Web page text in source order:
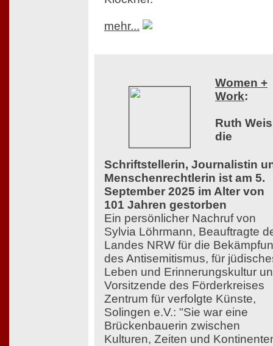
mehr...
Women +
Work:
Ruth
die
Schriftstellerin, Journalistin
Menschenrechtlerin ist am 5.
September 2025 im Alter von
101 Jahren gestorben
Ein persönlicher Nachruf von
Sylvia Löhrmann, Beauftragte
Landes NRW für die
des Antisemitismus, für
Leben und Erinnerungskultur
Vorsitzende des Förderkreises
Zentrum für verfolgte Künste,
Solingen e.V.: "Sie war eine
Brückenbauerin zwischen
Kulturen, Zeiten und